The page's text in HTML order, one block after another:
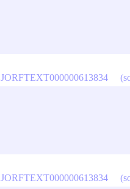
JORFTEXT000000613834
JORFTEXT000000613834